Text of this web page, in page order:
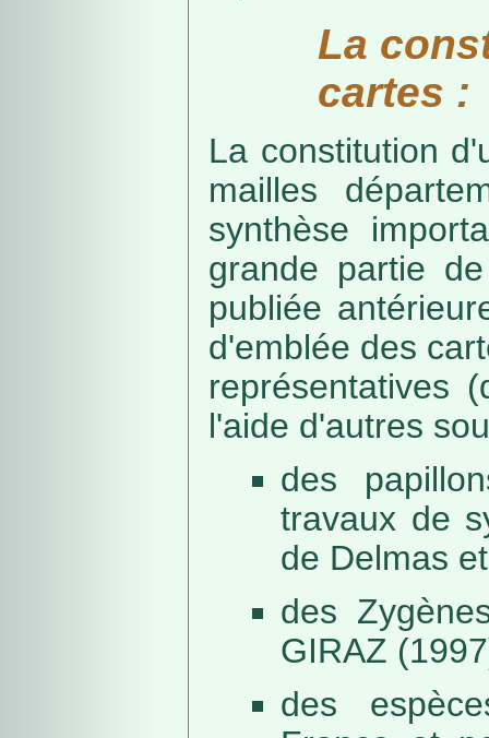
La
cartes :
La constitution
mailles
synthèse
grande partie
publiée
d'emblée des
représentatives
l'aide d'autres
des
travaux de
de Delmas
des
GIRAZ
des